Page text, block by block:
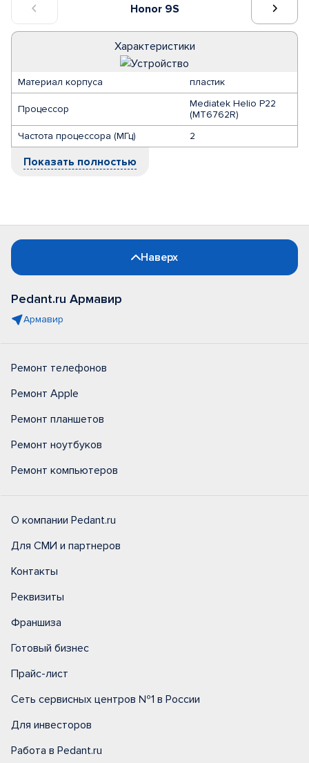
Honor 9S
Характеристики
Материал корпуса пластик
Процессор
Mediatek Helio P22
(MT6762R)
Частота процессора (МГц)
2
Показать полностью
Наверх
Pedant.ru Армавир
Армавир
Ремонт телефонов
Ремонт Apple
Ремонт планшетов
Ремонт ноутбуков
Ремонт компьютеров
О компании Pedant.ru
Для СМИ и партнеров
Контакты
Реквизиты
Франшиза
Готовый бизнес
Прайс-лист
Сеть сервисных центров №1 в России
Для инвесторов
Работа в Pedant.ru